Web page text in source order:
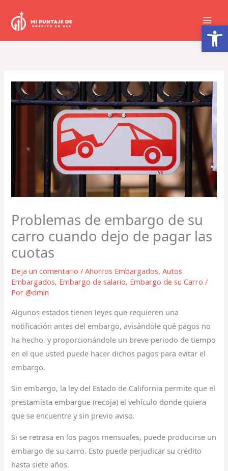
Abrir barra de herramientas
contenido
Problemas de embargo de su
carro cuando dejo de pagar las
cuotas
Deja un comentario /Ahorros Embargados,Autos
Embargados, Embargo de salario, Embargo de su Carro /
Por@dmin
Algunos estados tienen leyes que requieren una
notificación antes del embargo, avisándole qué pagos no
ha hecho, y proporcionándole un breve periodo de tiempo
en el que usted puede hacer dichos pagos para evitar el
embargo.
Sin embargo, la ley del Estado de California permite que el
prestamista embargue (recoja) el vehículo donde quiera
que se encuentre y sin previo aviso.
Si se retrasa en los pagos mensuales, puede producirse un
embargo de su carro. Esto puede perjudicar su crédito
hasta siete años.